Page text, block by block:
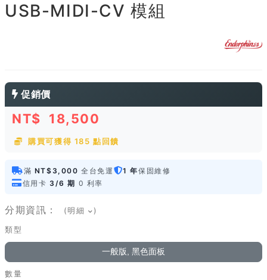
USB-MIDI-CV 模組
促銷價
NT$ 18,500
購買可獲得 185 點回饋
滿 NT$3,000 全台免運 1 年保固維修
信用卡 3/6 期 0 利率
分期資訊： (明細 )
類型
一般版, 黑色面板
數量